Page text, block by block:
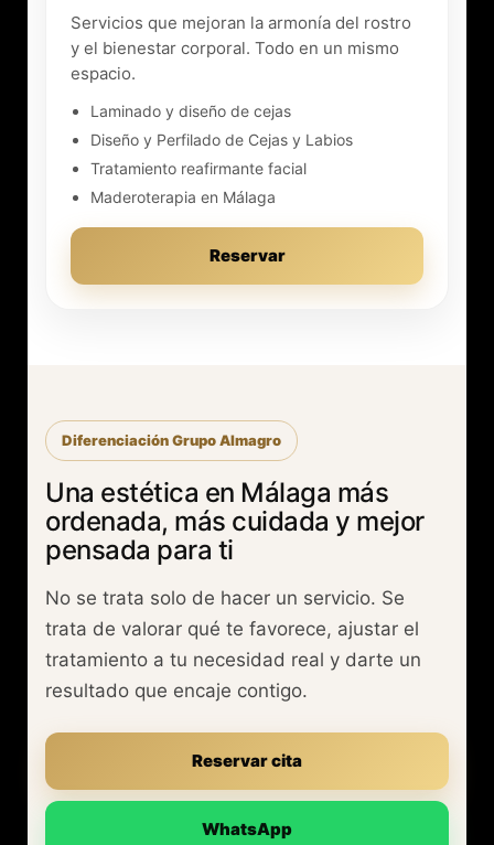
Servicios que mejoran la armonía del rostro
y el bienestar corporal. Todo en un mismo
espacio.
Laminado y diseño de cejas
Diseño y Perfilado de Cejas y Labios
Tratamiento reafirmante facial
Maderoterapia en Málaga
Reservar
Diferenciación Grupo Almagro
Una estética en Málaga más
ordenada, más cuidada y mejor
pensada para ti
No se trata solo de hacer un servicio. Se
trata de valorar qué te favorece, ajustar el
tratamiento a tu necesidad real y darte un
resultado que encaje contigo.
Reservar cita
WhatsApp